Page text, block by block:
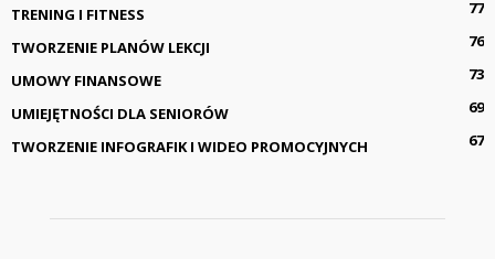
TRENING I FITNESS
77
TWORZENIE PLANÓW LEKCJI
76
UMOWY FINANSOWE
73
UMIEJĘTNOŚCI DLA SENIORÓW
69
TWORZENIE INFOGRAFIK I WIDEO PROMOCYJNYCH
67